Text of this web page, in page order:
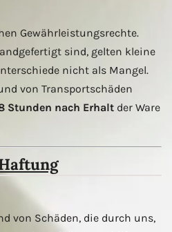
Gewährleistungsrechte.
sind, gelten kleine
nicht als Mangel.
von Transportschäden
Stunden nach Erhalt der Ware
von Schäden, die durch uns,